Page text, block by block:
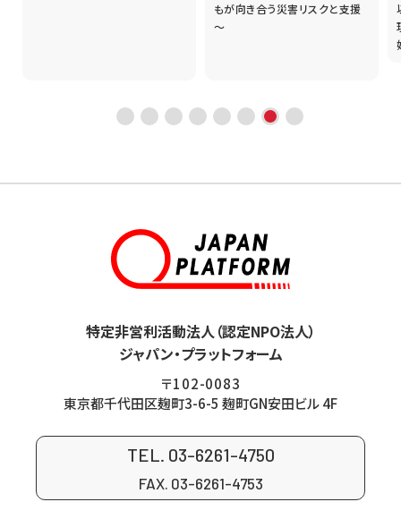
もが向き合う災害リスクと支援
～
特定非営利活動法人（認定NPO法人）
ジャパン・プラットフォーム
〒102-0083
東京都千代田区麹町3-6-5 麹町GN安田ビル 4F
TEL. 03-6261-4750
FAX. 03-6261-4753